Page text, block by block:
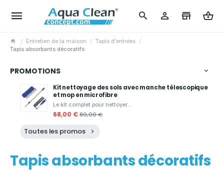
Entretien de la maison
Tapis d'entrées
Tapis absorbants décoratifs
PROMOTIONS
Kit nettoyage des sols avec manche télescopique
et mop en microfibre
Le kit complet pour nettoyer...
68,00 €80,00 €
Toutes les promos
Tapis absorbants décoratifs